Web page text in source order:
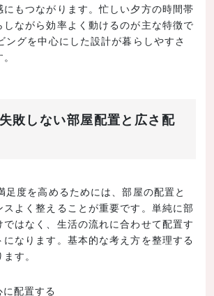
もつながります。忙しい夕方の時間帯
しながら効率よく動けるのが主な特徴で
ングを中心にした設計が暮らしやすさ
敗しない部屋配置と広さ配
足度を高めるためには、部屋の配置と
スよく整えることが重要です。単純に部
ではなく、生活の流れに合わせて配置す
なります。基本的な考え方を整理する
す。
配置する